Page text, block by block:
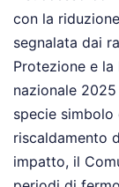
con la
segnalata dai
Protezione e la
nazionale
specie
riscaldamento
impatto, il